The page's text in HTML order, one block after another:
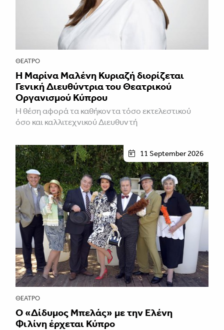
ΘΈΑΤΡΟ
Η Μαρίνα Μαλένη Κυριαζή διορίζεται
Γενική Διευθύντρια του Θεατρικού
Οργανισμού Κύπρου
Η θέση αφορά τα καθήκοντα τόσο εκτελεστικού
όσο και καλλιτεχνικού Διευθυντή
11 September 2026
ΘΈΑΤΡΟ
Ο «Δίδυμος Μπελάς» με την Ελένη
Φιλίνη έρχεται Κύπρο